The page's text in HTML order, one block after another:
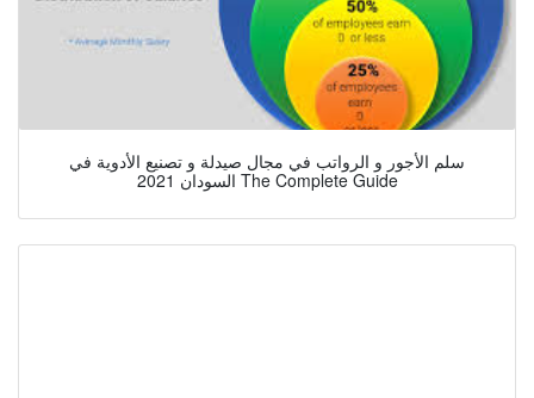
سلم الأجور و الرواتب في مجال صيدلة و تصنيع الأدوية في
السودان 2021 The Complete Guide